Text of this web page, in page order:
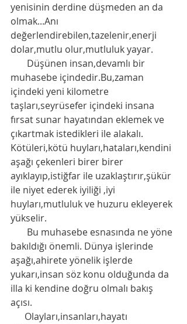
yenisinin derdine düşmeden an da
olmak...Anı
değerlendirebilen,tazelenir,enerji
dolar,mutlu olur,mutluluk yayar.
muhasebe içindedir.Bu,zaman
içindeki yeni kilometre
taşları,seyrüsefer içindeki insana
fırsat sunar hayatından eklemek ve
çıkartmak istedikleri ile alakalı.
Kötüleri,kötü huyları,hataları,kendini
aşağı çekenleri birer birer
ayıklayıp,istiğfar ile uzaklaştırır,şükür
ile niyet ederek iyiliği ,iyi
huyları,mutluluk ve huzuru ekleyerek
yükselir.
bakıldığı önemli. Dünya işlerinde
aşağı,ahirete yönelik işlerde
yukarı,insan söz konu olduğunda da
illa ki kendine doğru olmalı bakış
açısı.